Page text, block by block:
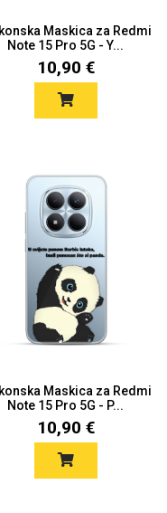
Maskica za Redmi
Note 15 Pro 5G - Y...
10,90 €
Maskica za Redmi
Note 15 Pro 5G - P...
10,90 €